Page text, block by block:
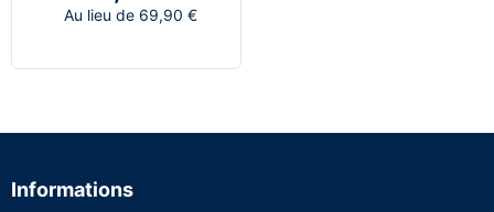
Au lieu de 69,90 €
Informations